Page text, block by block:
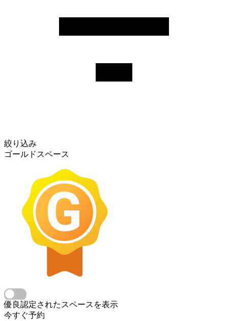
絞り込み
ゴールドスペース
優良認定されたスペースを表示
今すぐ予約